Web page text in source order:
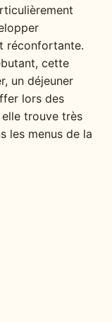
réconfortante.
cette
un déjeuner
lors des
trouve très
les menus de la